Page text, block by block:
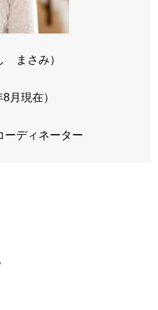
まさみ）
月現在）
ーディネーター